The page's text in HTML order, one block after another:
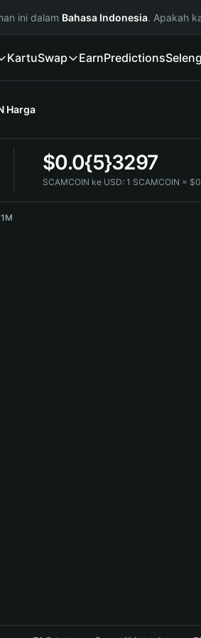
ini dalam Bahasa Indonesia. Apakah
KartuSwap EarnPredictions
Harga
$0.0{5}3297
SCAMCOIN ke USD: 1 SCAMCOIN =
1M